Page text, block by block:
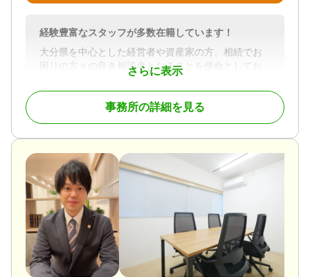
対応業務
棄 / 成年後見 / 相続手続き / 銀行手続き / 戸籍収集 /
相続人調査 / 生前贈与（不動産名義変更）
対応体制
電話相談可 / 訪問可 / 土日相談可 / 初回相談無料 / 18
時以降相談可 / 事務所面談可
遺言書 / 遺産分割 / 相続財産調査 / 相続手続き / 銀行
手続き / 戸籍収集 / 相続人調査
可 / 事務所面談可
さらに表示
経験豊富なスタッフが多数在籍しています！
大分県を中心とした経営者や資産家の方、相続でお
困りの方々の良き相談者となることを使命としてお
経験豊富なスタッフが、あなたに寄り添って対応さ
せていただきます。
対応地域
大分県全域
対応業務
遺言書 / 遺産分割 / 相続財産調査 / 相続税申告 / 相続
放棄 / 家族信託 / 相続手続き / 生前贈与（不動産名義
変更）
対応体制
訪問可 / 女性スタッフ対応可 / 初回相談無料 / 事務所
面談可
事務所の詳細を見る